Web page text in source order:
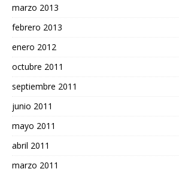
marzo 2013
febrero 2013
enero 2012
octubre 2011
septiembre 2011
junio 2011
mayo 2011
abril 2011
marzo 2011